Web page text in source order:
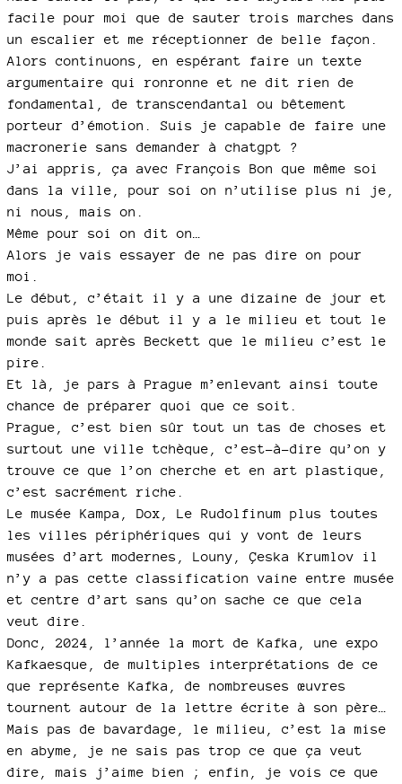
facile pour moi que de sauter trois marches dans
un escalier et me réceptionner de belle façon.
Alors continuons, en espérant faire un texte
argumentaire qui ronronne et ne dit rien de
fondamental, de transcendantal ou bêtement
porteur d’émotion. Suis je capable de faire une
macronerie sans demander à chatgpt ?
J’ai appris, ça avec François Bon que même soi
dans la ville, pour soi on n’utilise plus ni je,
ni nous, mais on.
Même pour soi on dit on…
Alors je vais essayer de ne pas dire on pour
moi.
Le début, c’était il y a une dizaine de jour et
puis après le début il y a le milieu et tout le
monde sait après Beckett que le milieu c’est le
pire.
Et là, je pars à Prague m’enlevant ainsi toute
chance de préparer quoi que ce soit.
Prague, c’est bien sûr tout un tas de choses et
surtout une ville tchèque, c’est-à-dire qu’on y
trouve ce que l’on cherche et en art plastique,
c’est sacrément riche.
Le musée Kampa, Dox, Le Rudolfinum plus toutes
les villes périphériques qui y vont de leurs
musées d’art modernes, Louny, Çeska Krumlov il
n’y a pas cette classification vaine entre musée
et centre d’art sans qu’on sache ce que cela
veut dire.
Donc, 2024, l’année la mort de Kafka, une expo
Kafkaesque, de multiples interprétations de ce
que représente Kafka, de nombreuses œuvres
tournent autour de la lettre écrite à son père…
Mais pas de bavardage, le milieu, c’est la mise
en abyme, je ne sais pas trop ce que ça veut
dire, mais j’aime bien ; enfin, je vois ce que